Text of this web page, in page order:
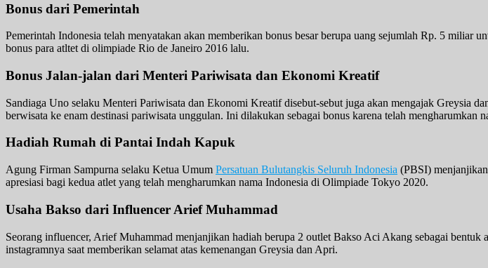
Bonus dari Pemerintah
Pemerintah Indonesia telah menyatakan akan memberikan bonus besar berupa uang sejumlah Rp. 5
bonus para atltet di olimpiade Rio de Janeiro 2016 lalu.
Bonus Jalan-jalan dari Menteri Pariwisata dan Ekonomi Kreatif
Sandiaga Uno selaku Menteri Pariwisata dan Ekonomi Kreatif disebut-sebut juga akan mengajak Greysia
berwisata ke enam destinasi pariwisata unggulan. Ini dilakukan sebagai bonus karena telah mengharumkan
Hadiah Rumah di Pantai Indah Kapuk
Agung Firman Sampurna selaku Ketua Umum Persatuan Bulutangkis Seluruh Indonesia (PBSI)
apresiasi bagi kedua atlet yang telah mengharumkan nama Indonesia di Olimpiade Tokyo 2020.
Usaha Bakso dari Influencer Arief Muhammad
Seorang influencer, Arief Muhammad menjanjikan hadiah berupa 2 outlet Bakso Aci Akang sebagai
instagramnya saat memberikan selamat atas kemenangan Greysia dan Apri.